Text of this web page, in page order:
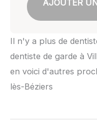
AJOUTER
Il n'y a plus de
dentiste de garde à
en voici d'autres
lès-Béziers